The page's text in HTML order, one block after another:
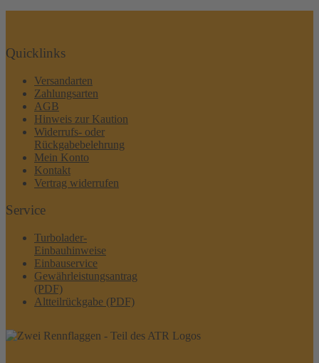
Quicklinks
Versandarten
Zahlungsarten
AGB
Hinweis zur Kaution
Widerrufs- oder
Rückgabebelehrung
Mein Konto
Kontakt
Vertrag widerrufen
Service
Turbolader-
Einbauhinweise
Einbauservice
Gewährleistungsantrag
(PDF)
Altteilrückgabe (PDF)